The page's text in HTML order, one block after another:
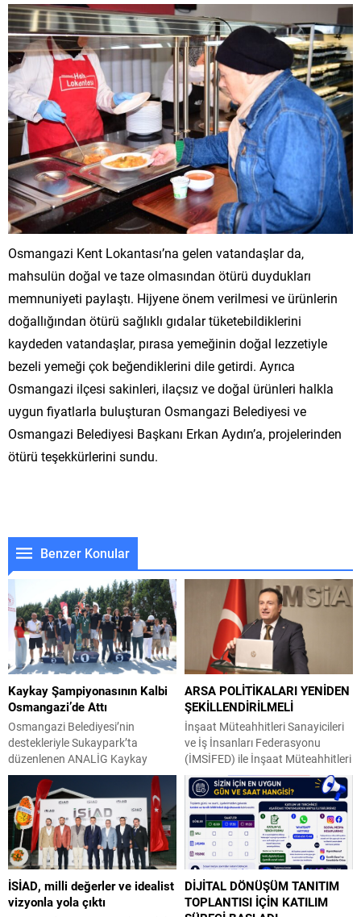
Osmangazi Kent Lokantası’na gelen vatandaşlar da,
mahsulün doğal ve taze olmasından ötürü duydukları
memnuniyeti paylaştı. Hijyene önem verilmesi ve ürünlerin
doğallığından ötürü sağlıklı gıdalar tüketebildiklerini
kaydeden vatandaşlar, pırasa yemeğinin doğal lezzetiyle
bezeli yemeği çok beğendiklerini dile getirdi. Ayrıca
Osmangazi ilçesi sakinleri, ilaçsız ve doğal ürünleri halkla
uygun fiyatlarla buluşturan Osmangazi Belediyesi ve
Osmangazi Belediyesi Başkanı Erkan Aydın’a, projelerinden
ötürü teşekkürlerini sundu.
Benzer Konular
Kaykay Şampiyonasının Kalbi
Osmangazi’de Attı
Osmangazi Belediyesi’nin
destekleriyle Sukaypark’ta
düzenlenen ANALİG Kaykay
Türkiye Şampiyonası, üç gün
boyunca heyecan ve adrenalin
dolu mücadelelere sahne oldu.
Final performanslarının ardından
dereceye giren sporculara kupa
ve madalyaları takdim edildi.
Bursa’nın önemli spor
tesislerinden Sukaypark, kaykay
sporunun genç yıldızlarını
ARSA POLİTİKALARI YENİDEN
ŞEKİLLENDİRİLMELİ
İnşaat Müteahhitleri Sanayicileri
ve İş İnsanları Federasyonu
(İMSİFED) ile İnşaat Müteahhitleri
Sanayicileri ve İş İnsanları Derneği
(İMSİAD) Başkanı Şeref Demir,
Türkiye’de konut fiyatlarının
dengelenmesi ve kentsel
dönüşümün hız kazanması için
arsa politikalarının yeniden ele
alınması gerektiğini söyledi.
Konut üretim maliyetlerinde arsa
bedellerinin en önemli
İSİAD, milli değerler ve idealist
vizyonla yola çıktı
DİJİTAL DÖNÜŞÜM TANITIM
TOPLANTISI İÇİN KATILIM